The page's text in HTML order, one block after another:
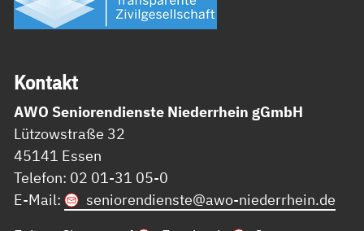
Kon­takt
AWO Seniorendienste Niederrhein gGmbH
Lützowstraße 32
45141 Essen
Telefon: 02 01-31 05-0
E-Mail:
seniorendienste@awo-niederrhein.de